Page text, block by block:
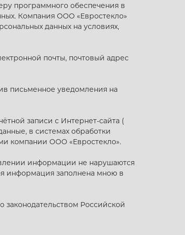
программного обеспечения в
Компания ООО «Евростекло»
данных на условиях,
почты, почтовый адрес
письменное уведомления на
записи с Интернет-сайта (
в системах обработки
компании ООО «Евростекло».
информации не нарушаются
информация заполнена мною в
законодательством Российской